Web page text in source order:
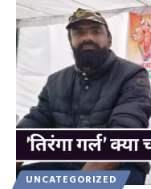
UNCATEGORIZED